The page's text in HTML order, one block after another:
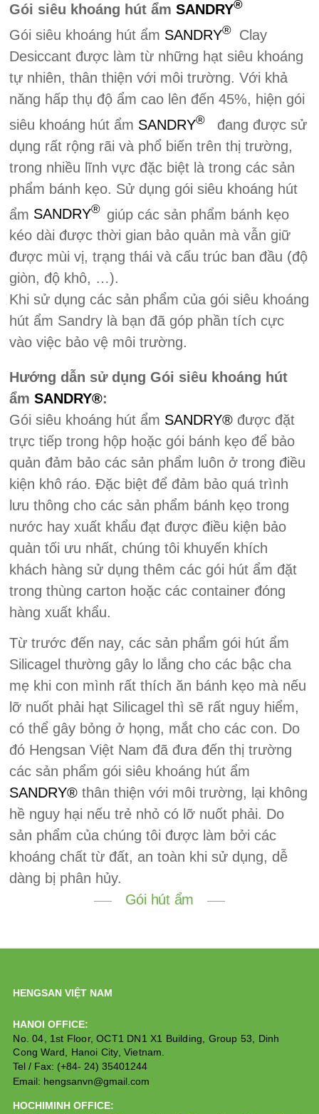
Gói siêu khoáng hút ẩmSANDRY®
Gói siêu khoáng hút ẩm SANDRY®
Clay
Desiccant được làm từ những hạt siêu khoáng
tự nhiên, thân thiện với môi trường. Với khả
năng hấp thụ độ ẩm cao lên đến 45%, hiện gói
siêu khoáng hút ẩm SANDRY®
đang được sử
dụng rất rộng rãi và phổ biến trên thị trường,
trong nhiều lĩnh vực đặc biệt là trong các sản
phẩm bánh kẹo. Sử dụng gói siêu khoáng hút
ẩm SANDRY® giúp các sản phẩm bánh kẹo
kéo dài được thời gian bảo quản mà vẫn giữ
được mùi vị, trạng thái và cấu trúc ban đầu (độ
giòn, độ khô, …).
Khi sử dụng các sản phẩm của gói siêu khoáng
hút ẩm Sandry là bạn đã góp phần tích cực
vào việc bảo vệ môi trường.
Hướng dẫn sử dụng Gói siêu khoáng hút
ẩmSANDRY®:
Gói siêu khoáng hút ẩm SANDRY® được đặt
trực tiếp trong hộp hoặc gói bánh kẹo để bảo
quản đảm bảo các sản phẩm luôn ở trong điều
kiện khô ráo. Đặc biệt để đảm bảo quá trình
lưu thông cho các sản phẩm bánh kẹo trong
nước hay xuất khẩu đạt được điều kiện bảo
quản tối ưu nhất, chúng tôi khuyến khích
khách hàng sử dụng thêm các gói hút ẩm đặt
trong thùng carton hoặc các container đóng
hàng xuất khẩu.
Từ trước đến nay, các sản phẩm gói hút ẩm
Silicagel thường gây lo lắng cho các bậc cha
mẹ khi con mình rất thích ăn bánh kẹo mà nếu
lỡ nuốt phải hạt Silicagel thì sẽ rất nguy hiểm,
có thể gây bỏng ở họng, mắt cho các con. Do
đó Hengsan Việt Nam đã đưa đến thị trường
các sản phẩm gói siêu khoáng hút ẩm
SANDRY® thân thiện với môi trường, lại không
hề nguy hại nếu trẻ nhỏ có lỡ nuốt phải. Do
sản phẩm của chúng tôi được làm bởi các
khoáng chất từ đất, an toàn khi sử dụng, dễ
dàng bị phân hủy.
Gói hút ẩm
HENGSAN VIỆT NAM
HANOI OFFICE:
No. 04, 1st Floor, OCT1 DN1 X1 Building, Group 53, Dinh
Cong Ward, Hanoi City, Vietnam.
Tel / Fax: (+84- 24) 35401244
Email: hengsanvn@gmail.com
HOCHIMINH OFFICE: